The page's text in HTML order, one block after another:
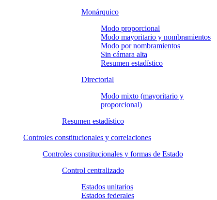
Monárquico
Modo proporcional
Modo mayoritario y nombramientos
Modo por nombramientos
Sin cámara alta
Resumen estadístico
Directorial
Modo mixto (mayoritario y
proporcional)
Resumen estadístico
Controles constitucionales y correlaciones
Controles constitucionales y formas de Estado
Control centralizado
Estados unitarios
Estados federales